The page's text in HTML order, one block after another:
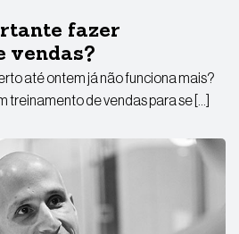
fazer
vendas?
até ontem já não funciona mais?
treinamento de vendas para se […]